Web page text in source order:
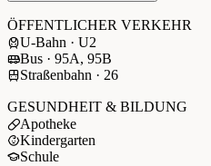
ÖFFENTLICHER VERKEHR
U-Bahn · U2
Bus · 95A, 95B
Straßenbahn · 26
GESUNDHEIT & BILDUNG
Apotheke
Kindergarten
Schule